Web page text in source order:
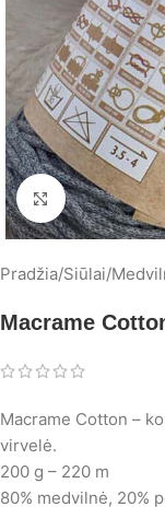
Spustelėkite,
Pradžia/Siūlai/
Macrame
Macrame Cotton –
virvelė.
200 g – 220 m
80% medvilnė, 20%